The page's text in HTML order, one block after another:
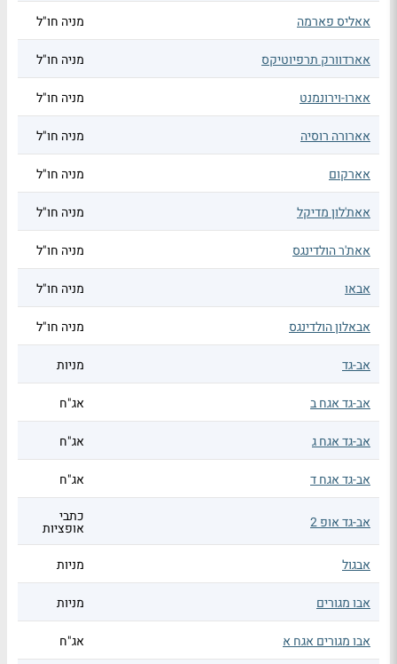
אאליס פארמה מניה חו"ל
אארדוורק תרפיוטיקס מניה חו"ל
אארו-וירונמנט מניה חו"ל
אארורה רוסיה מניה חו"ל
אארקום מניה חו"ל
אאת'לון מדיקל מניה חו"ל
אאת'ר הולדינגס מניה חו"ל
אבאו מניה חו"ל
אבאלון הולדינגס מניה חו"ל
אב-גד מניות
אב-גד אגח ב אג"ח
אב-גד אגח ג אג"ח
אב-גד אגח ד אג"ח
אב-גד אופ 2 כתבי
אופציות
אבגול
מניות
אבו מגורים מניות
אבו מגורים אגח א אג"ח